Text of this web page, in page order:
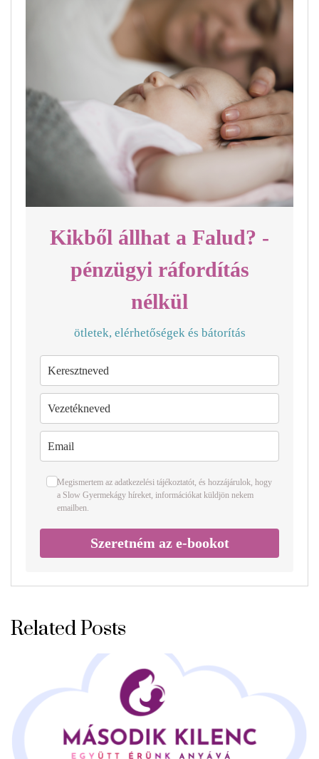
Kikből állhat a Falud? -
pénzügyi ráfordítás
nélkül
ötletek, elérhetőségek és bátorítás
Megismertem az adatkezelési tájékoztatót , és hozzájárulok, hogy
a Slow Gyermekágy híreket, információkat küldjön nekem
emailben.
Szeretném az e-bookot
Related Posts